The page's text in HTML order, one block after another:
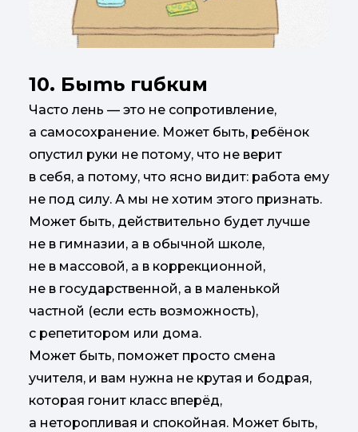
10. Быть гибким
Часто лень — это не сопротивление,
а самосохранение. Может быть, ребёнок
опустил руки не потому, что не верит
в себя, а потому, что ясно видит: работа ему
не под силу. А мы не хотим этого признать.
Может быть, действительно будет лучше
не в гимназии, а в обычной школе,
не в массовой, а в коррекционной,
не в государственной, а в маленькой
частной (если есть возможность),
с репетитором или дома.
Может быть, поможет просто смена
учителя, и вам нужна не крутая и бодрая,
которая гонит класс вперёд,
а неторопливая и спокойная. Может быть,